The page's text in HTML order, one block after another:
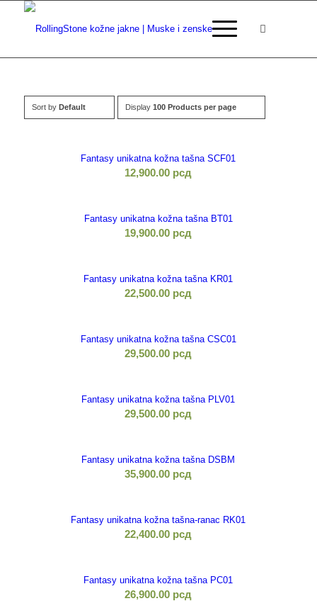
Sort by Default Display 100 Products per page
Fantasy unikatna kožna tašna SCF01
12,900.00 рсд
Fantasy unikatna kožna tašna BT01
19,900.00 рсд
Fantasy unikatna kožna tašna KR01
22,500.00 рсд
Fantasy unikatna kožna tašna CSC01
29,500.00 рсд
Fantasy unikatna kožna tašna PLV01
29,500.00 рсд
Fantasy unikatna kožna tašna DSBM
35,900.00 рсд
Fantasy unikatna kožna tašna-ranac RK01
22,400.00 рсд
Fantasy unikatna kožna tašna PC01
26,900.00 рсд